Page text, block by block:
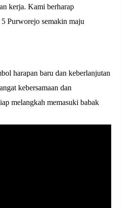
kerja. Kami berharap
Purworejo semakin maju
harapan baru dan keberlanjutan
kebersamaan dan
melangkah memasuki babak